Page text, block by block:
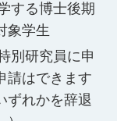
する博士後期
象学生
別研究員に申
請はできます
ずれかを辞退